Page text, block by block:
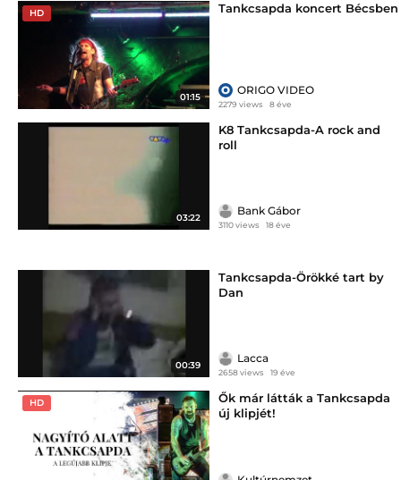
HD
01:15
Tankcsapda koncert Bécsben
ORIGO VIDEO
2279 views 8 éve
03:22
K8 Tankcsapda-A rock and
roll
Bank Gábor
3110 views 18 éve
00:39
Tankcsapda-Örökké tart by
Dan
Lacca
2658 views 19 éve
HD
Ők már látták a Tankcsapda
új klipjét!